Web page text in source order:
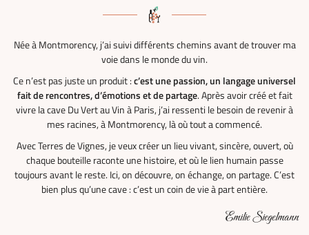
Née à Montmorency, j’ai suivi différents chemins avant de trouver ma
voie dans le monde du vin.
Ce n’est pas juste un produit :c’est une passion, un langage universel
fait de rencontres, d’émotions et de partage. Après avoir créé et fait
vivre la cave Du Vert au Vin à Paris, j’ai ressenti le besoin de revenir à
mes racines, à Montmorency, là où tout a commencé.
Avec Terres de Vignes, je veux créer un lieu vivant, sincère, ouvert, où
chaque bouteille raconte une histoire, et où le lien humain passe
toujours avant le reste. Ici, on découvre, on échange, on partage. C’est
bien plus qu’une cave : c’est un coin de vie à part entière.
Emilie Siegelmann